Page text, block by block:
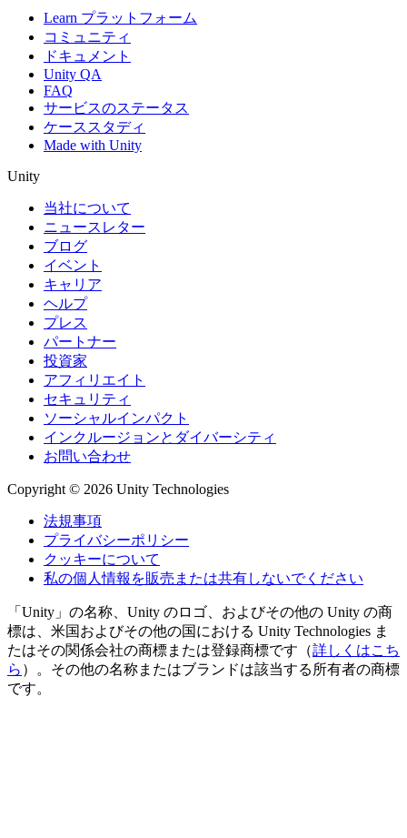
Learn プラットフォーム
コミュニティ
ドキュメント
Unity QA
FAQ
サービスのステータス
ケーススタディ
Made with Unity
Unity
当社について
ニュースレター
ブログ
イベント
キャリア
ヘルプ
プレス
パートナー
投資家
アフィリエイト
セキュリティ
ソーシャルインパクト
インクルージョンとダイバーシティ
お問い合わせ
Copyright © 2026 Unity Technologies
法規事項
プライバシーポリシー
クッキーについて
私の個人情報を販売または共有しないでください
「Unity」の名称、Unity のロゴ、およびその他の Unity の商
標は、米国およびその他の国における Unity Technologies ま
たはその関係会社の商標または登録商標です（詳しくはこち
ら ）。その他の名称またはブランドは該当する所有者の商標
です。